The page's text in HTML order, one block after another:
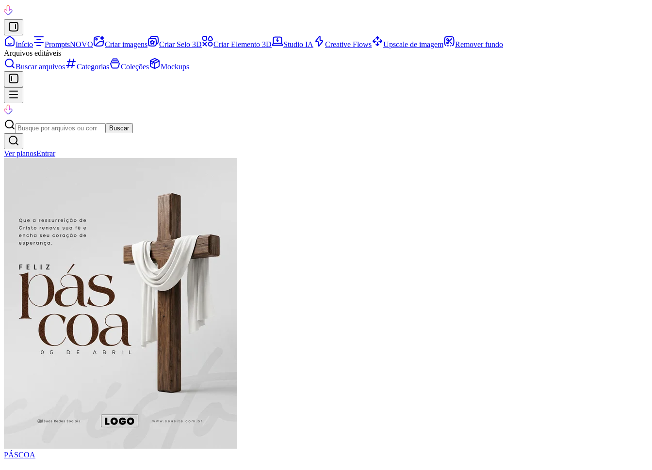
Início PromptsNOVO Criar imagens Criar Selo 3D Criar Elemento 3D Studio IA Creative Flows Upscale de imagem
Remover fundo
Arquivos editáveis
Buscar arquivos
Categorias Coleções Mockups
Buscar
Ver planosEntrar
PÁSCOA